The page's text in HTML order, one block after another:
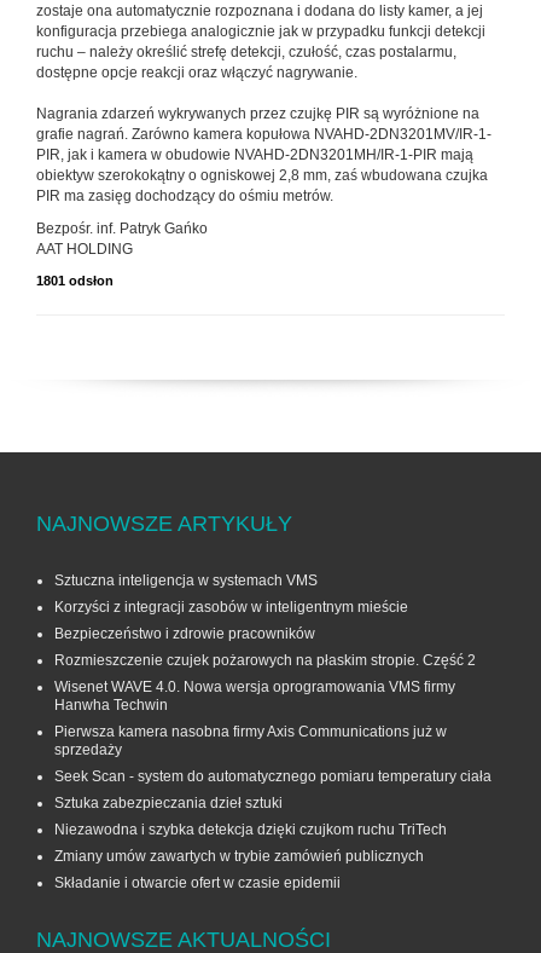
zostaje ona automatycznie rozpoznana i dodana do listy kamer, a jej
konfiguracja przebiega analogicznie jak w przypadku funkcji detekcji
ruchu – należy określić strefę detekcji, czułość, czas postalarmu,
dostępne opcje reakcji oraz włączyć nagrywanie.
Nagrania zdarzeń wykrywanych przez czujkę PIR są wyróżnione na
grafie nagrań. Zarówno kamera kopułowa NVAHD-2DN3201MV/IR-1-
PIR, jak i kamera w obudowie NVAHD-2DN3201MH/IR-1-PIR mają
obiektyw szerokokątny o ogniskowej 2,8 mm, zaś wbudowana czujka
PIR ma zasięg dochodzący do ośmiu metrów.
Bezpośr. inf. Patryk Gańko
AAT HOLDING
1801 odsłon
NAJNOWSZE ARTYKUŁY
Sztuczna inteligencja w systemach VMS
Korzyści z integracji zasobów w inteligentnym mieście
Bezpieczeństwo i zdrowie pracowników
Rozmieszczenie czujek pożarowych na płaskim stropie. Część 2
Wisenet WAVE 4.0. Nowa wersja oprogramowania VMS firmy
Hanwha Techwin
Pierwsza kamera nasobna firmy Axis Communications już w
sprzedaży
Seek Scan - system do automatycznego pomiaru temperatury ciała
Sztuka zabezpieczania dzieł sztuki
Niezawodna i szybka detekcja dzięki czujkom ruchu TriTech
Zmiany umów zawartych w trybie zamówień publicznych
Składanie i otwarcie ofert w czasie epidemii
NAJNOWSZE AKTUALNOŚCI